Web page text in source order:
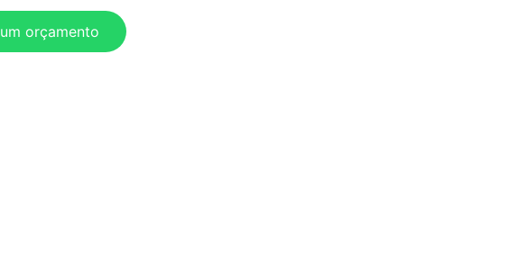
orçamento